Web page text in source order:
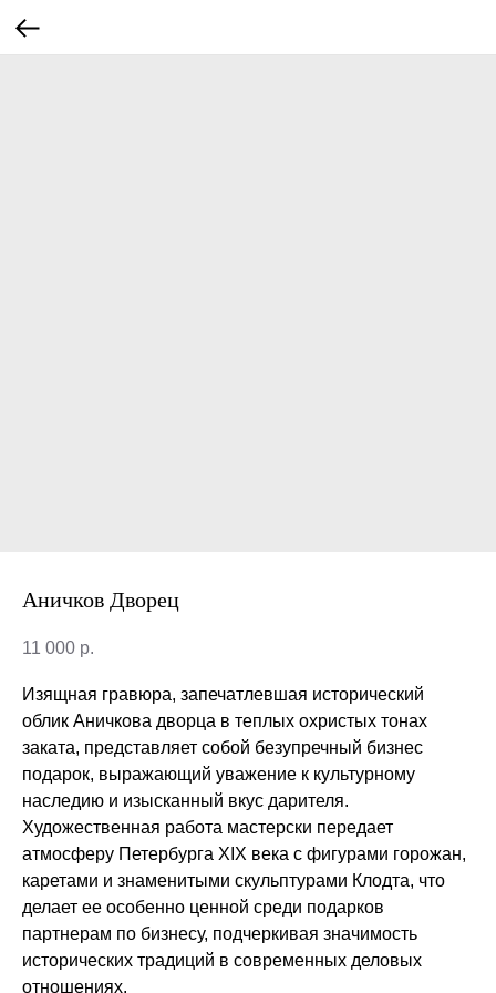
Аничков Дворец
11 000 р.
Изящная гравюра, запечатлевшая исторический
облик Аничкова дворца в теплых охристых тонах
заката, представляет собой безупречный бизнес
подарок, выражающий уважение к культурному
наследию и изысканный вкус дарителя.
Художественная работа мастерски передает
атмосферу Петербурга XIX века с фигурами горожан,
каретами и знаменитыми скульптурами Клодта, что
делает ее особенно ценной среди подарков
партнерам по бизнесу, подчеркивая значимость
исторических традиций в современных деловых
отношениях.